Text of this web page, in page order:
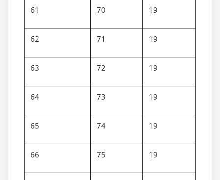
61 70 19
62 71 19
63 72 19
64 73 19
65 74 19
66 75 19